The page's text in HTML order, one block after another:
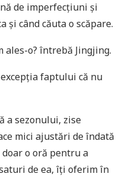
de imperfecțiuni și
și când căuta o scăpare.
ales-o? întrebă Jingjing.
faptului că nu
a sezonului, zise
mici ajustări de îndată
o oră pentru a
de ea, îți oferim în